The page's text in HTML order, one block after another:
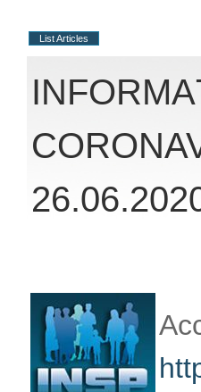
List Articles